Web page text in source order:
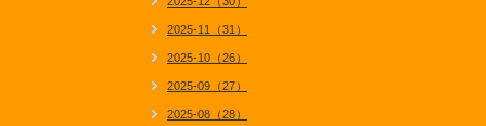
2025-11（31）
2025-10（26）
2025-09（27）
2025-08（28）